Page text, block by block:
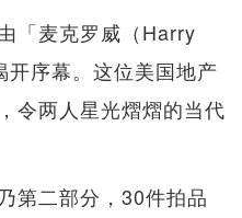
「麦克罗威（Harry
序幕。这位美国地产
令两人星光熠熠的当代
第二部分，30件拍品